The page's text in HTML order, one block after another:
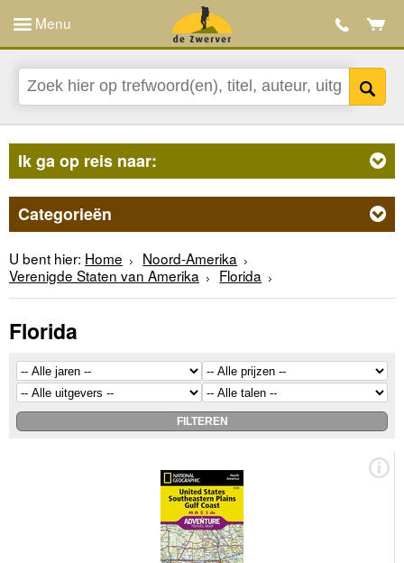
Menu
Ik ga op reis naar:
Categorieën
U bent hier: Home
Noord-Amerika
Verenigde Staten van Amerika
Florida
Florida